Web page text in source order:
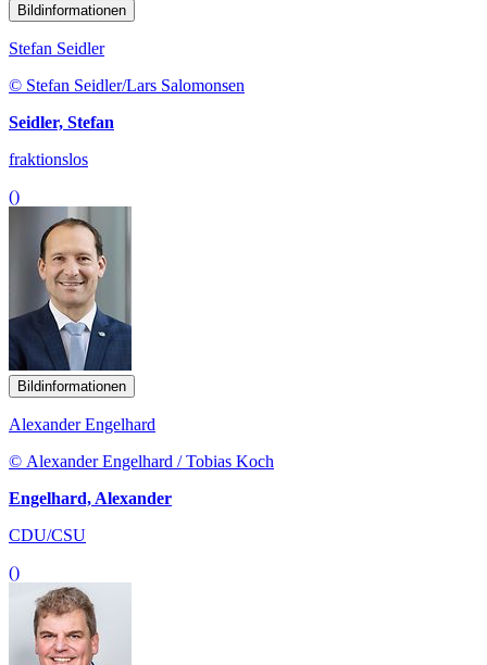
Bildinformationen
Stefan Seidler
© Stefan Seidler/Lars Salomonsen
Seidler, Stefan
fraktionslos
()
Bildinformationen
Alexander Engelhard
© Alexander Engelhard / Tobias Koch
Engelhard, Alexander
CDU/CSU
()